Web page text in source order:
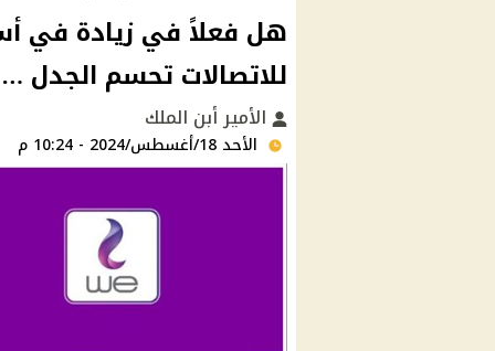
هل فعلاً في زيادة في
للاتصالات تحسم الجدل
الأمير أبن الملك
الأحد 18/أغسطس/2024 - 10:24 م